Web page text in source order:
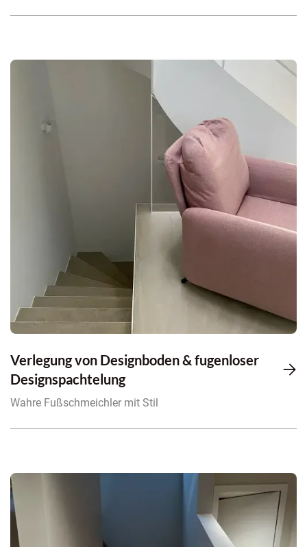
Verlegung von Designboden & fugenloser
Designspachtelung

Wahre Fußschmeichler mit Stil